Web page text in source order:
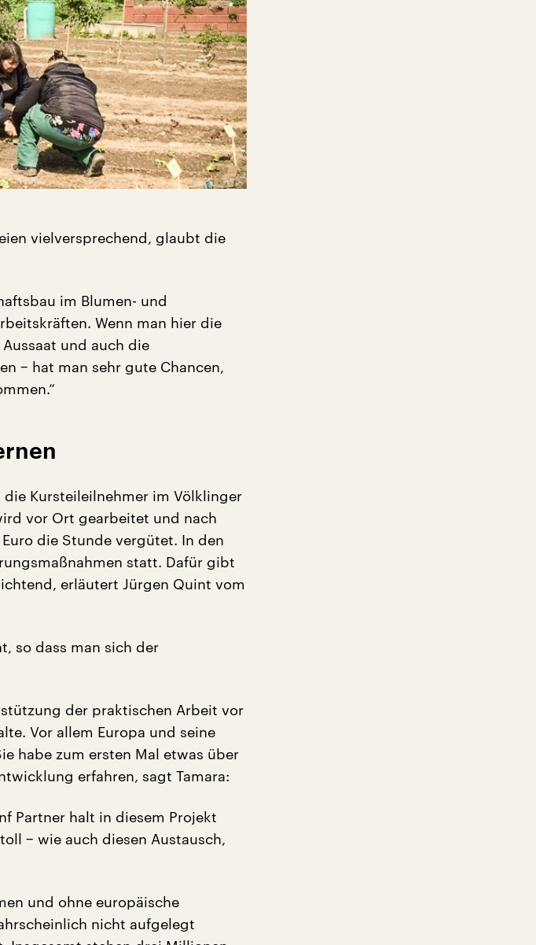
vielversprechend, glaubt die
im Blumen- und
Wenn man hier die
und auch die
− hat man sehr gute Chancen,
Kursteileilnehmer im Völklinger
vor Ort gearbeitet und nach
die Stunde vergütet. In den
statt. Dafür gibt
erläutert Jürgen Quint vom
so dass man sich der
der praktischen Arbeit vor
Vor allem Europa und seine
habe zum ersten Mal etwas über
erfahren, sagt Tamara:
Partner halt in diesem Projekt
− wie auch diesen Austausch,
und ohne europäische
nicht aufgelegt